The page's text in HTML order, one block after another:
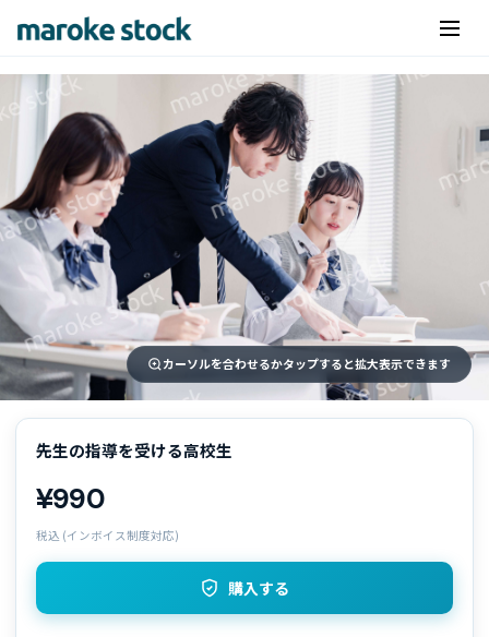
カーソルを合わせるかタップすると拡大表示できます
先生の指導を受ける高校生
¥990
税込 (インボイス制度対応)
購入する